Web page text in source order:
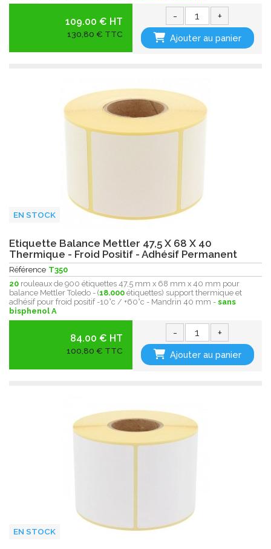
109.00 € HT
130,80 € TTC
- +
Ajouter au panier
EN STOCK
Etiquette Balance Mettler 47,5 X 68 X 40
Thermique - Froid Positif - Adhésif Permanent
Référence T350
20 rouleaux de 900 étiquettes 47,5 mm x 68 mm x 40 mm pour
balance Mettler Toledo - (18.000 étiquettes) support thermique et
adhésif pour froid positif -10°c / +60°c - Mandrin 40 mm - sans
bisphenol A
84.00 € HT
100,80 € TTC
- +
Ajouter au panier
EN STOCK